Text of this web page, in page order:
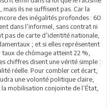
mais ils ne suffisent pas. Car la
des inégalités profondes : 60
dans l’informel, sans contrat ni
pas de carte d’identité nationale,
; et si elles représentent
de chômage atteint 22 %,
chiffres disent une vérité simple :
réelle. Pour combler cet écart,
une volonté politique claire,
mobilisation conjointe de l’État,